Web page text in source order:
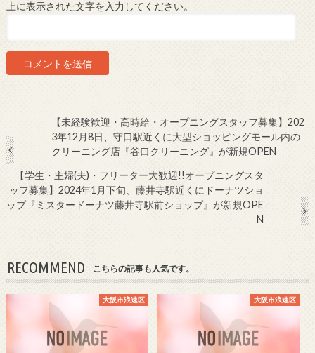
上に表示された文字を入力してください。
【未経験歓迎・高時給・オープニングスタッフ募集】202
3年12月8日、守口駅近くに大型ショッピングモール内の
クリーニング店『谷口クリーニング』が新規OPEN
【学生・主婦(夫)・フリーター大歓迎!!オープニングスタ
ッフ募集】2024年1月下旬、藤井寺駅近くにドーナツショ
ップ『ミスタードーナツ藤井寺駅前ショップ』が新規OPE
N
RECOMMEND こちらの記事も人気です。
大阪市浪速区 大阪市浪速区